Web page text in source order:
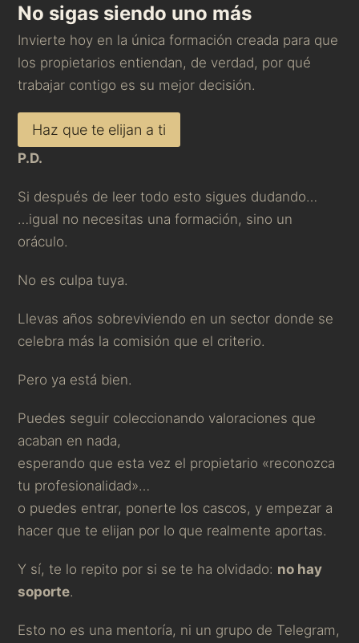
No sigas siendo uno más
Invierte hoy en la única formación creada para que
los propietarios entiendan, de verdad, por qué
trabajar contigo es su mejor decisión.
Haz que te elijan a ti
P.D.
Si después de leer todo esto sigues dudando…
…igual no necesitas una formación, sino un
oráculo.
No es culpa tuya.
Llevas años sobreviviendo en un sector donde se
celebra más la comisión que el criterio.
Pero ya está bien.
Puedes seguir coleccionando valoraciones que
acaban en nada,
esperando que esta vez el propietario «reconozca
tu profesionalidad»…
o puedes entrar, ponerte los cascos, y empezar a
hacer que te elijan por lo que realmente aportas.
Y sí, te lo repito por si se te ha olvidado: no hay
soporte.
Esto no es una mentoría, ni un grupo de Telegram,